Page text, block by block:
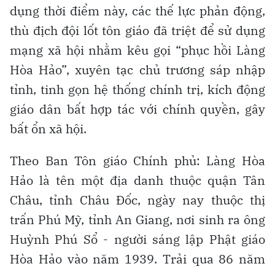
dụng thời điểm này, các thế lực phản động,
thù địch đội lốt tôn giáo đã triệt để sử dụng
mạng xã hội nhằm kêu gọi “phục hồi Làng
Hòa Hảo”, xuyên tạc chủ trương sáp nhập
tỉnh, tinh gọn hệ thống chính trị, kích động
giáo dân bất hợp tác với chính quyền, gây
bất ổn xã hội.
Theo Ban Tôn giáo Chính phủ: Làng Hòa
Hảo là tên một địa danh thuộc quận Tân
Châu, tỉnh Châu Đốc, ngày nay thuộc thị
trấn Phú Mỹ, tỉnh An Giang, nơi sinh ra ông
Huỳnh Phú Sổ - người sáng lập Phật giáo
Hòa Hảo vào năm 1939. Trải qua 86 năm